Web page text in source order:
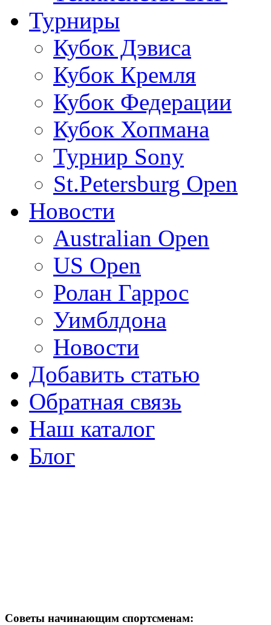
Турниры
Кубок Дэвиса
Кубок Кремля
Кубок Федерации
Кубок Хопмана
Турнир Sony
St.Petersburg Open
Новости
Australian Open
US Open
Ролан Гаррос
Уимблдона
Новости
Добавить статью
Обратная связь
Наш каталог
Блог
Советы начинающим спортсменам: